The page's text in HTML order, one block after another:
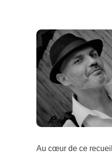
Au cœur de ce